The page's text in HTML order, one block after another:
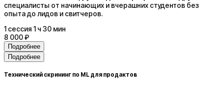
специалисты от начинающих и вчерашних студентов без
опыта до лидов и свитчеров.
1 сессия 1 ч 30 мин
8 000 ₽
Подробнее
Подробнее
Технический скрининг по ML для продактов